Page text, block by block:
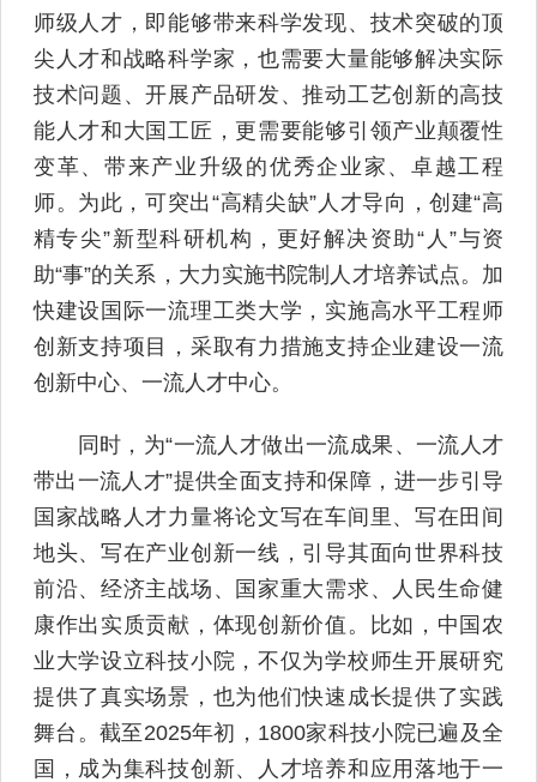
师级人才，即能够带来科学发现、技术突破的顶
尖人才和战略科学家，也需要大量能够解决实际
技术问题、开展产品研发、推动工艺创新的高技
能人才和大国工匠，更需要能够引领产业颠覆性
变革、带来产业升级的优秀企业家、卓越工程
师。为此，可突出“高精尖缺”人才导向，创建“高
精专尖”新型科研机构，更好解决资助“人”与资
助“事”的关系，大力实施书院制人才培养试点。加
快建设国际一流理工类大学，实施高水平工程师
创新支持项目，采取有力措施支持企业建设一流
创新中心、一流人才中心。
同时，为“一流人才做出一流成果、一流人才
带出一流人才”提供全面支持和保障，进一步引导
国家战略人才力量将论文写在车间里、写在田间
地头、写在产业创新一线，引导其面向世界科技
前沿、经济主战场、国家重大需求、人民生命健
康作出实质贡献，体现创新价值。比如，中国农
业大学设立科技小院，不仅为学校师生开展研究
提供了真实场景，也为他们快速成长提供了实践
舞台。截至2025年初，1800家科技小院已遍及全
国，成为集科技创新、人才培养和应用落地于一